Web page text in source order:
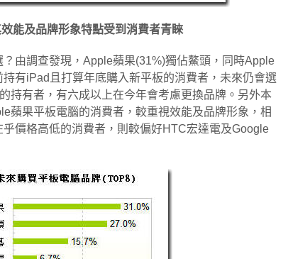
能及品牌形象特點受到消費者青睞
由調查發現，Apple蘋果(31%)獨佔鰲頭，同時Apple
有iPad且打算年底購入新平板的消費者，未來仍會選
持有者，有六成以上在今年會考慮更換品牌。另外本
蘋果平板電腦的消費者，較重視效能及品牌形象，相
價格高低的消費者，則較偏好HTC宏達電及Google